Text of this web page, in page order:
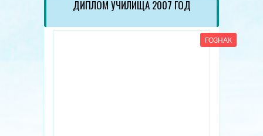
ДИПЛОМ УЧИЛИЩА 2007 ГОД
ГОЗНАК